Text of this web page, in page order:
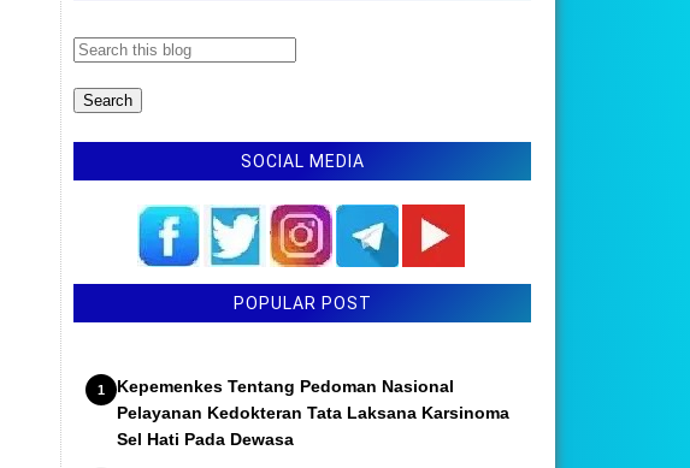
SOCIAL MEDIA
POPULAR POST
Kepemenkes Tentang Pedoman Nasional
Pelayanan Kedokteran Tata Laksana Karsinoma
Sel Hati Pada Dewasa